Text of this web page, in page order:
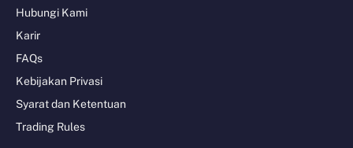
Hubungi Kami
Karir
FAQs
Kebijakan Privasi
Syarat dan Ketentuan
Trading Rules